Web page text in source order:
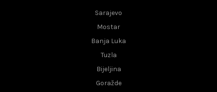
Sarajevo
Mostar
Banja Luka
Tuzla
Bijeljina
Goražde